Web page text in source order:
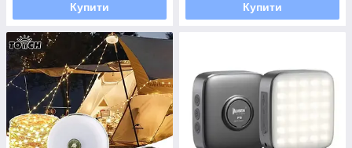
Купити Купити